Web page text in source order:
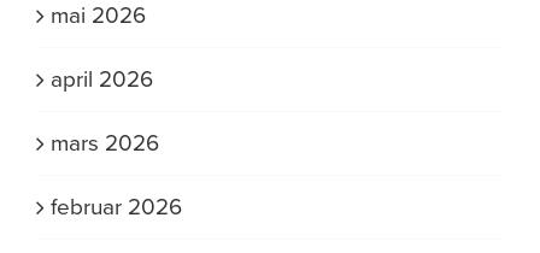
mai 2026
april 2026
mars 2026
februar 2026